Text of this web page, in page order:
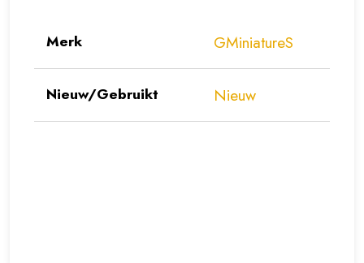
Merk GMiniatureS
Nieuw/Gebruikt Nieuw